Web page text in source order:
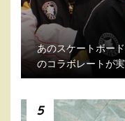
あのスケートボー
のコラボレートが
5